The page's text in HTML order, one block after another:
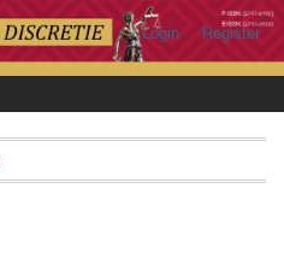
Login Register